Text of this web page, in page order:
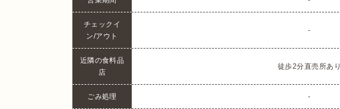
チェックイ
ン/アウト
-
近隣の食料品
店
徒歩2分直売所あり
ごみ処理 -